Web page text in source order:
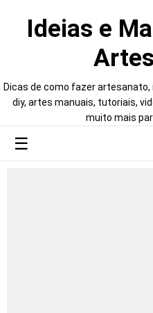
Ideias e
Dicas de como fazer
diy, artes manuais, tutoriais,
muito mais